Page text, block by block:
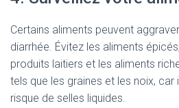
Certains aliments peuvent
diarrhée. Évitez les aliments
produits laitiers et les aliments
tels que les graines et les noix, car
risque de selles liquides.